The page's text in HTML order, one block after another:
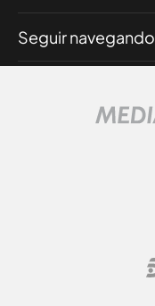
Seguir navegando